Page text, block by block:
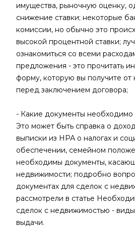
имущества, рыночную оценку,
снижение ставки; некоторые
комиссии, но обычно это
высокой процентной ставки;
ознакомиться со всеми
предложения - это прочитать
форму, которую вы получите от
перед заключением договора;
- Какие документы необходимо
Это может быть справка о
выписки из НРА о налогах и
обеспечении, семейном
необходимы документы,
недвижимости; подробно
документах для сделок с
рассмотрели в статье
сделок с недвижимостью -
выдачи.